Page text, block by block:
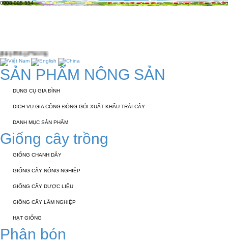
0908 005 554
SẢN PHẨM NÔNG SẢN
DỤNG CỤ GIA ĐÌNH
DỊCH VỤ GIA CÔNG ĐÓNG GÓI XUẤT KHẨU TRÁI CÂY
DANH MỤC SẢN PHẨM
Giống cây trồng
GIỐNG CHANH DÂY
GIỐNG CÂY NÔNG NGHIỆP
GIỐNG CÂY DƯỢC LIỆU
GIỐNG CÂY LÂM NGHIỆP
HẠT GIỐNG
Phân bón